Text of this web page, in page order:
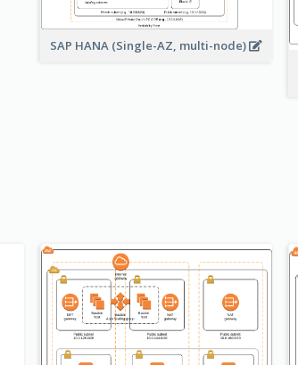
SAP HANA (Single-AZ, multi-node)